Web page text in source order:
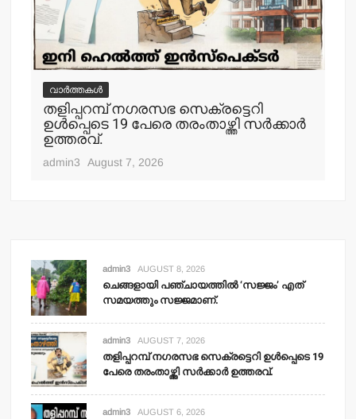
വാർത്തകൾ
തളിപ്പറമ്പ് നഗരസഭ സെക്രട്ടെറി
ഉള്‍പ്പെടെ 19 പേരെ തരംതാഴ്ത്തി സര്‍ക്കാര്‍
ഉത്തരവ്.
admin3 August 7, 2026
admin3 AUGUST 8, 2026
ചെങ്ങളായി പഞ്ചായത്തില്‍ ‘സജ്ജം’ എത്
സമയത്തും സജ്ജമാണ്.
admin3 AUGUST 7, 2026
തളിപ്പറമ്പ് നഗരസഭ സെക്രട്ടെറി ഉള്‍പ്പെടെ 19
പേരെ തരംതാഴ്ത്തി സര്‍ക്കാര്‍ ഉത്തരവ്.
admin3 AUGUST 6, 2026